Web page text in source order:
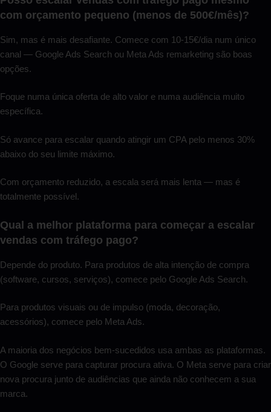
com orçamento pequeno (menos de 500€/mês)?
Sim, mas é mais desafiante. Comece com 10-15€/dia num único
canal — Google Ads Search ou Meta Ads remarketing são boas
opções.
Foque numa única oferta de alto valor e numa audiência muito
específica.
Só avance para escalar quando atingir um CPA pelo menos 30%
abaixo do seu limite máximo.
Com orçamento reduzido, a escala será mais lenta — mas é
totalmente possível.
Qual a melhor plataforma para começar a escalar
vendas com tráfego pago?
Depende do produto. Para produtos de alta intenção de compra
(software, cursos, serviços), comece pelo Google Ads Search.
Para produtos visuais ou de impulso (moda, decoração,
acessórios), comece pelo Meta Ads.
A maioria dos negócios bem-sucedidos usa ambas as plataformas.
O Google serve para capturar procura ativa. O Meta serve para criar
nova procura junto de audiências que ainda não conhecem a sua
marca.